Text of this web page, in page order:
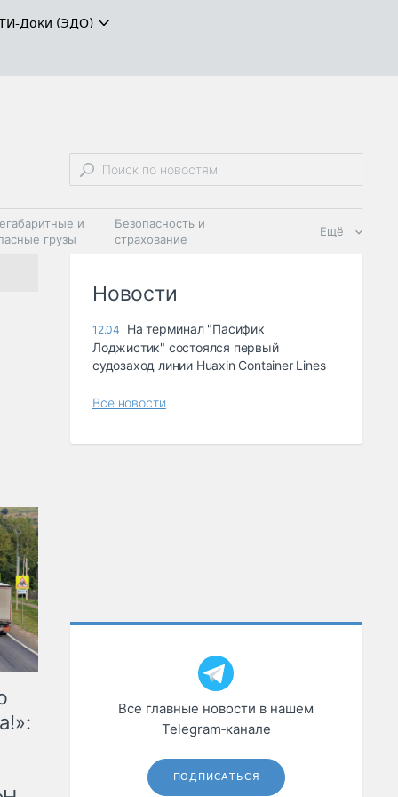
Доки (ЭДО)
и
грузы
Безопасность и
страхование
Ещё
Новости
12.04
На терминал "Пасифик
Лоджистик" состоялся первый
судозаход линии Huaxin Container Lines
Все новости
Все главные новости в нашем
Telegram‑канале
ПОДПИСАТЬСЯ